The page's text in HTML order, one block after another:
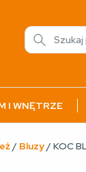
I WNĘTRZE
/ Bluzy/ KOC